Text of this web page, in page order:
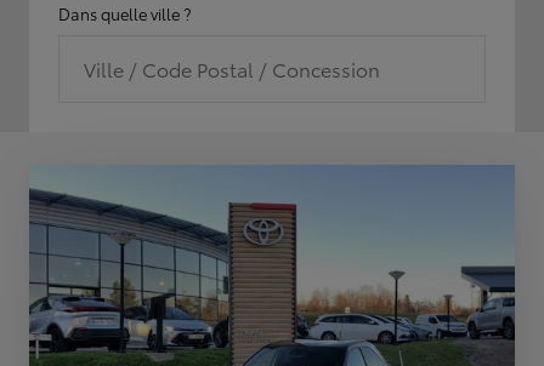
Dans quelle ville ?
Ville / Code Postal / Concession